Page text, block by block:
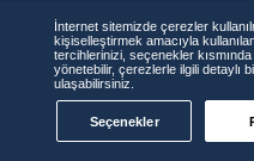
İnternet sitemizde çerezler
kişiselleştirmek amacıyla
tercihlerinizi, seçenekler
yönetebilir, çerezlerle ilgili detaylı
ulaşabilirsiniz.
Seçenekler